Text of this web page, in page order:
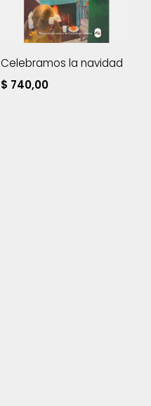
Celebramos la navidad
$ 740,00